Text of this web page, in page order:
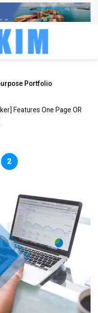
Portfolio
Features One Page OR
2